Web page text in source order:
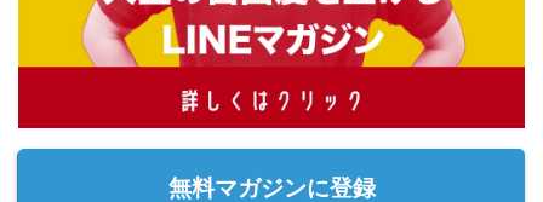
無料マガジンに登録